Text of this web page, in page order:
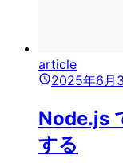
article
2025年6月
Node.js
する